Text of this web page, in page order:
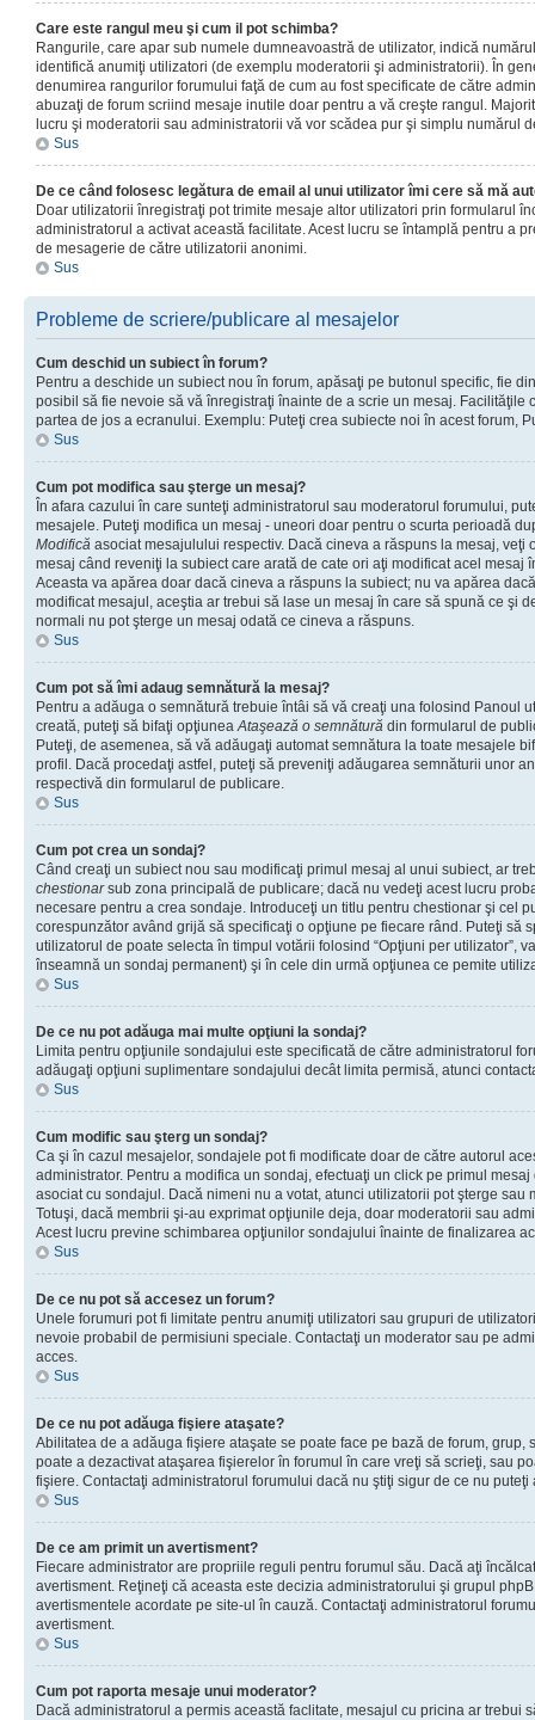
Care este rangul meu şi cum il pot schimba?
Rangurile, care apar sub numele dumneavoastră de utilizator, indică
identifică anumiţi utilizatori (de exemplu moderatorii şi administratorii). În
denumirea rangurilor forumului faţă de cum au fost specificate de către
abuzaţi de forum scriind mesaje inutile doar pentru a vă creşte rangul.
lucru şi moderatorii sau administratorii vă vor scădea pur şi simplu numărul
Sus
De ce când folosesc legătura de email al unui utilizator îmi cere să mă
Doar utilizatorii înregistraţi pot trimite mesaje altor utilizatori prin formularul
administratorul a activat această facilitate. Acest lucru se întamplă pentru a
de mesagerie de către utilizatorii anonimi.
Sus
Probleme de scriere/publicare al mesajelor
Cum deschid un subiect în forum?
Pentru a deschide un subiect nou în forum, apăsaţi pe butonul specific, fie
posibil să fie nevoie să vă înregistraţi înainte de a scrie un mesaj. Facilităţile
partea de jos a ecranului. Exemplu: Puteţi crea subiecte noi în acest forum,
Sus
Cum pot modifica sau şterge un mesaj?
În afara cazului în care sunteţi administratorul sau moderatorul forumului,
mesajele. Puteţi modifica un mesaj - uneori doar pentru o scurta perioadă
Modifică asociat mesajulului respectiv. Dacă cineva a răspuns la mesaj, veţi
mesaj când reveniţi la subiect care arată de cate ori aţi modificat acel mesaj
Aceasta va apărea doar dacă cineva a răspuns la subiect; nu va apărea
modificat mesajul, aceştia ar trebui să lase un mesaj în care să spună ce şi
normali nu pot şterge un mesaj odată ce cineva a răspuns.
Sus
Cum pot să îmi adaug semnătură la mesaj?
Pentru a adăuga o semnătură trebuie întâi să vă creaţi una folosind Panoul
creată, puteţi să bifaţi opţiuneaAtaşează o semnătură din formularul de
Puteţi, de asemenea, să vă adăugaţi automat semnătura la toate mesajele
profil. Dacă procedaţi astfel, puteţi să preveniţi adăugarea semnăturii unor
respectivă din formularul de publicare.
Sus
Cum pot crea un sondaj?
Când creaţi un subiect nou sau modificaţi primul mesaj al unui subiect, ar
chestionarsub zona principală de publicare; dacă nu vedeţi acest lucru
necesare pentru a crea sondaje. Introduceţi un titlu pentru chestionar şi cel
corespunzător având grijă să specificaţi o opţiune pe fiecare rând. Puteţi să
utilizatorul de poate selecta în timpul votării folosind “Opţiuni per utilizator”,
înseamnă un sondaj permanent) şi în cele din urmă opţiunea ce pemite
Sus
De ce nu pot adăuga mai multe opţiuni la sondaj?
Limita pentru opţiunile sondajului este specificată de către administratorul
adăugaţi opţiuni suplimentare sondajului decât limita permisă, atunci
Sus
Cum modific sau şterg un sondaj?
Ca şi în cazul mesajelor, sondajele pot fi modificate doar de către autorul
administrator. Pentru a modifica un sondaj, efectuaţi un click pe primul
asociat cu sondajul. Dacă nimeni nu a votat, atunci utilizatorii pot şterge
Totuşi, dacă membrii şi-au exprimat opţiunile deja, doar moderatorii sau
Acest lucru previne schimbarea opţiunilor sondajului înainte de finalizarea
Sus
De ce nu pot să accesez un forum?
Unele forumuri pot fi limitate pentru anumiţi utilizatori sau grupuri de
nevoie probabil de permisiuni speciale. Contactaţi un moderator sau pe
acces.
Sus
De ce nu pot adăuga fişiere ataşate?
Abilitatea de a adăuga fişiere ataşate se poate face pe bază de forum, grup,
poate a dezactivat ataşarea fişierelor în forumul în care vreţi să scrieţi, sau
fişiere. Contactaţi administratorul forumului dacă nu ştiţi sigur de ce nu
Sus
De ce am primit un avertisment?
Fiecare administrator are propriile reguli pentru forumul său. Dacă aţi
avertisment. Reţineţi că aceasta este decizia administratorului şi grupul
avertismentele acordate pe site-ul în cauză. Contactaţi administratorul
avertisment.
Sus
Cum pot raporta mesaje unui moderator?
Dacă administratorul a permis această faclitate, mesajul cu pricina ar trebui